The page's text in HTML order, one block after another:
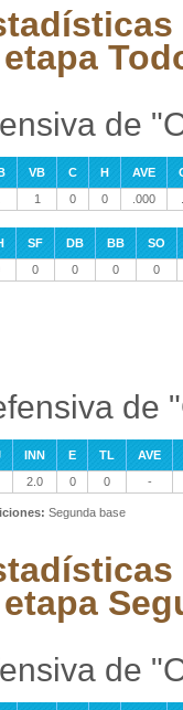
de
VB C H AVE
1 0 0 .000
SF DB BB
SO
0 0 0 0
de
INN E TL
AVE
2.0 0 0 -
Segunda base
de